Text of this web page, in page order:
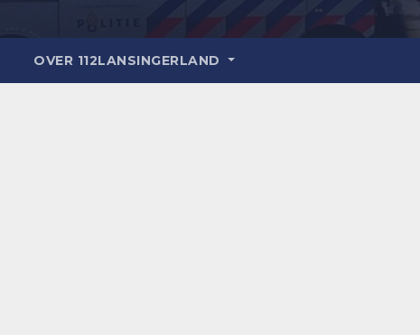
OVER 112LANSINGERLAND